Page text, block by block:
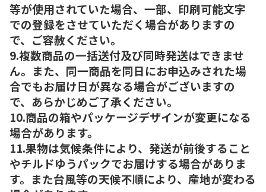
等が使用されていた場合、一部、印刷可能文字
での登録をさせていただく場合がありますの
で、ご容赦ください。
9.複数商品の一括送付及び同時発送はできませ
ん。また、同一商品を同日にお申込みされた場
合でもお届け日が異なる場合がございますの
で、あらかじめご了承ください。
10.商品の箱やパッケージデザインが変更になる
場合があります。
11.果物は気候条件により、発送が前後すること
やチルドゆうパックでお届けする場合がありま
す。また台風等の天候不順により、産地が変わる